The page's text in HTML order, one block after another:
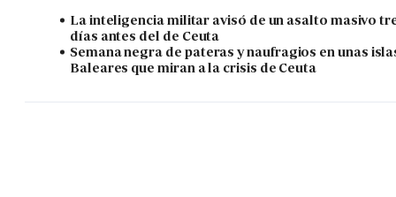
La inteligencia militar avisó de un asalto masivo
días antes del de Ceuta
Semana negra de pateras y naufragios en unas
Baleares que miran a la crisis de Ceuta